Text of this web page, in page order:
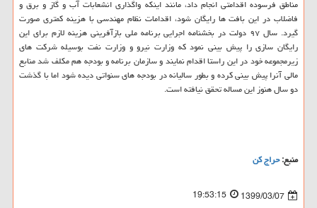
مناطق فرسوده اقدامتی انجام داد، مانند اینکه واگذاری انشعابات آب و گاز و برق و
فاضلاب در این بافت ها رایگان شود، اقدامات نظام مهندسی با هزینه کمتری صورت
گیرد. سال ۹۷ دولت در بخشنامه اجرایی برنامه ملی بازآفرینی هزینه لازم برای این
رایگان سازی را پیش بینی نمود که وزارت نیرو و وزارت نفت بوسیله شرکت های
زیرمجموعه خود در این راستا اقدام نمایند و سازمان برنامه و بودجه هم مکلف شد منابع
مالی آنرا پیش بینی کرده و بطور سالیانه در بودجه های سنواتی دیده شود اما با گذشت
دو سال هنوز این مساله تحقق نیافته است.
منبع:حراج كن
1399/03/07
19:53:15